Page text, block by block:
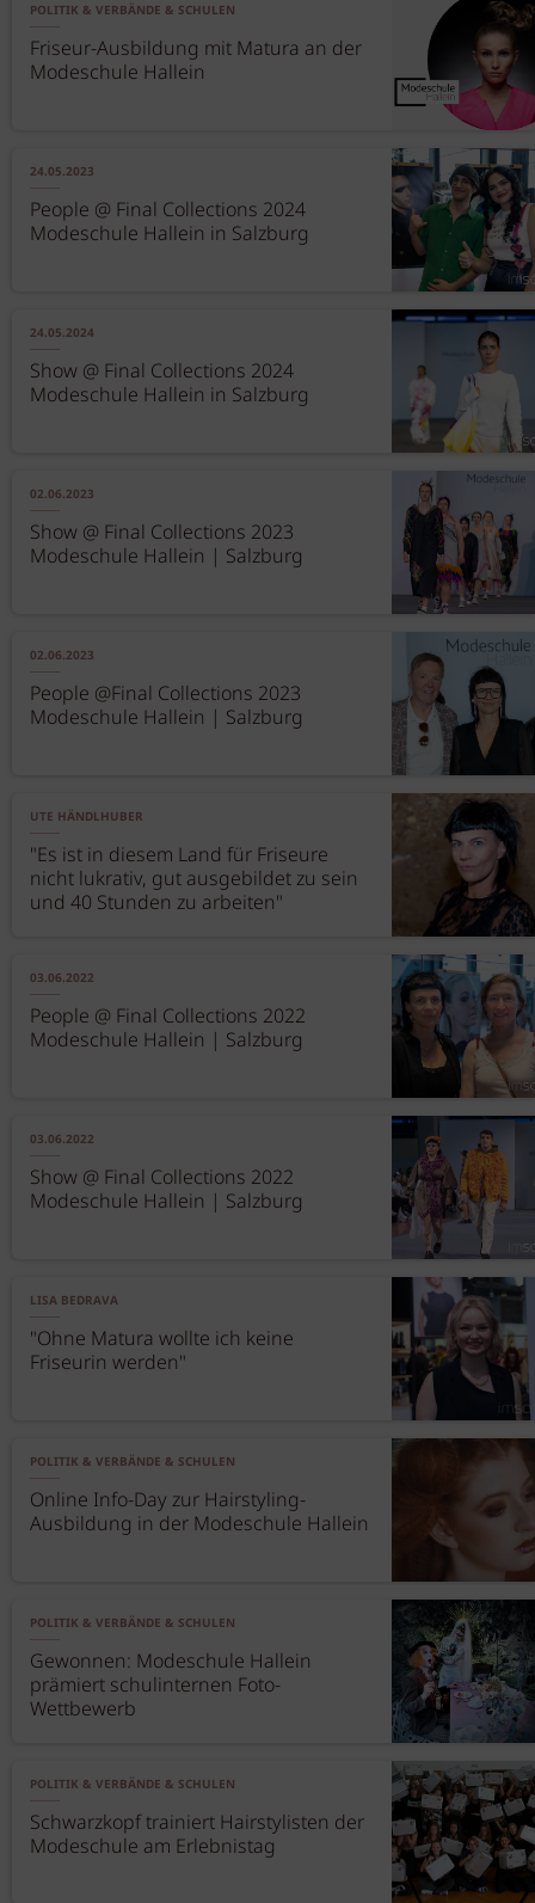
POLITIK & VERBÄNDE & SCHULEN
Friseur-Ausbildung mit Matura an der
Modeschule Hallein
24.05.2023
People @ Final Collections 2024
Modeschule Hallein in Salzburg
24.05.2024
Show @ Final Collections 2024
Modeschule Hallein in Salzburg
02.06.2023
Show @ Final Collections 2023
Modeschule Hallein | Salzburg
02.06.2023
People @Final Collections 2023
Modeschule Hallein | Salzburg
UTE HÄNDLHUBER
"Es ist in diesem Land für Friseure
nicht lukrativ, gut ausgebildet zu sein
und 40 Stunden zu arbeiten"
03.06.2022
People @ Final Collections 2022
Modeschule Hallein | Salzburg
03.06.2022
Show @ Final Collections 2022
Modeschule Hallein | Salzburg
LISA BEDRAVA
"Ohne Matura wollte ich keine
Friseurin werden"
POLITIK & VERBÄNDE & SCHULEN
Online Info-Day zur Hairstyling-
Ausbildung in der Modeschule Hallein
POLITIK & VERBÄNDE & SCHULEN
Gewonnen: Modeschule Hallein
prämiert schulinternen Foto-
Wettbewerb
POLITIK & VERBÄNDE & SCHULEN
Schwarzkopf trainiert Hairstylisten der
Modeschule am Erlebnistag